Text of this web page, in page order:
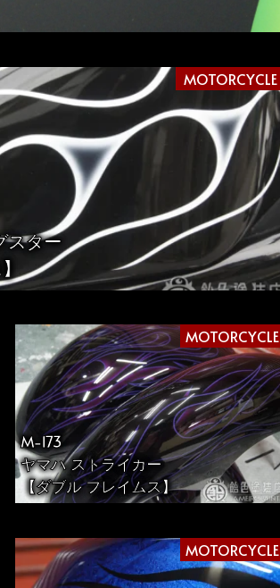
MOTORCYCLE
スター
MOTORCYCLE
M-173
ヤマハ ストライカー
【ダブル フレイムス】
MOTORCYCLE